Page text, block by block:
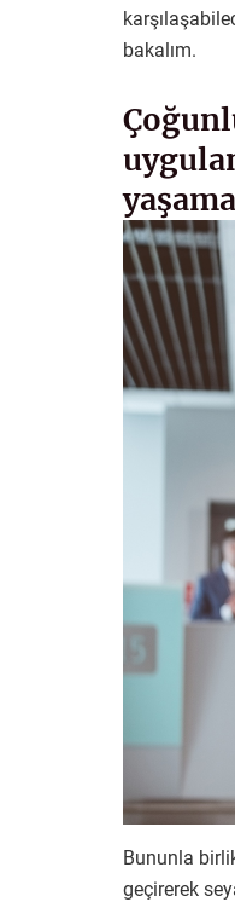
bakalım.
Bununla
geçirerek